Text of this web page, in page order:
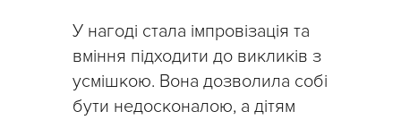
У нагоді стала імпровізація та
вміння підходити до викликів з
усмішкою. Вона дозволила собі
бути недосконалою, а дітям